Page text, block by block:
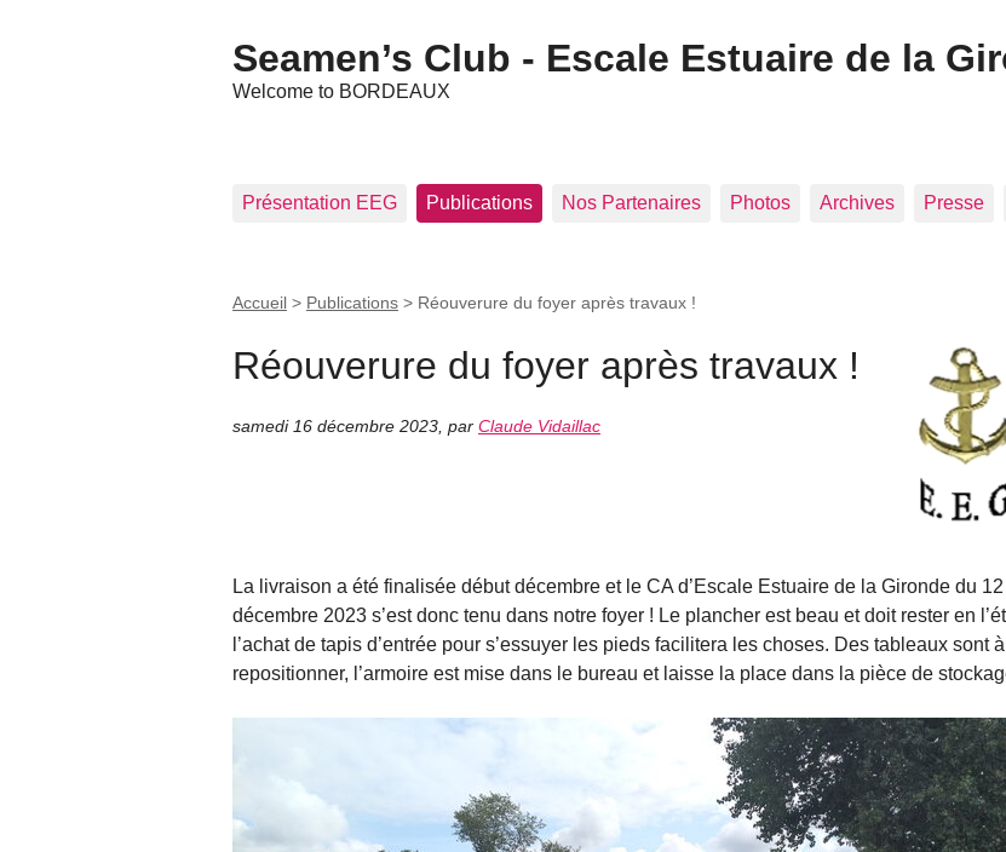
Seamen’s Club - Escale Estuaire de la
Welcome to BORDEAUX
Présentation EEG Publications Nos Partenaires Photos Archives Presse
Accueil > Publications > Réouverure du foyer après travaux !
Réouverure du foyer après travaux !
samedi 16 décembre 2023 par Claude Vidaillac
La livraison a été finalisée début décembre et le CA d’Escale Estuaire de la Gironde du 12
décembre 2023 s’est donc tenu dans notre foyer ! Le plancher est beau et doit rester en
l’achat de tapis d’entrée pour s’essuyer les pieds facilitera les choses. Des tableaux sont à
repositionner, l’armoire est mise dans le bureau et laisse la place dans la pièce de